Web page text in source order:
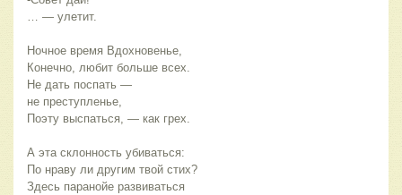
… — улетит.
Ночное время Вдохновенье,
Конечно, любит больше всех.
Не дать поспать —
не преступленье,
Поэту выспаться, — как грех.
А эта склонность убиваться:
По нраву ли другим твой стих?
Здесь паранойе развиваться